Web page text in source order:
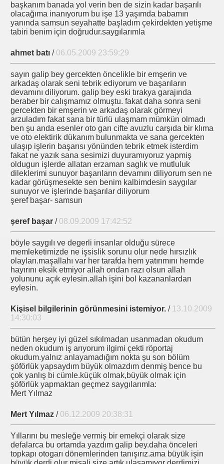
başkanım banada yol verin ben de sizin kadar başarılı
olacağıma inanıyorum bu işe 13 yaşımda babamın
yanında samsun seyahatte başladım çekirdekten yetişme
tabiri benim için doğrudur.saygılarımla
ahmet batı / 06.05.2009 23:59:29
sayın galip bey gercekten öncelikle bir emşerin ve
arkadaş olarak seni tebrik ediyorum ve başarıların
devamını diliyorum. galip bey eski tırakya garajında
beraber bir calışmamız olmuştu. fakat daha sonra seni
gercekten bir emşerin ve arkadaş olarak görmeyi
arzuladım fakat sana bir türlü ulaşmam mümkün olmadı
ben şu anda esenler oto garı cifte avuzlu carşıda bir klıma
ve oto elektirik dükanım bulunmakta ve sana gercekten
ulaşıp işlerin başarısı yönünden tebrik etmek isterdim
fakat ne yazık sana sesimizi duyuramıyoruz yapmiş
oldugun işlerde allatan erzaman saglık ve mutluluk
dileklerimi sunuyor başarıların devamını diliyorum sen ne
kadar görüşmesekte sen benim kalbimdesin saygılar
sunuyor ve işlerinde başarılar diliyorum
şeref başar- samsun
şeref başar / 08.09.2009 17:42:52
böyle saygılı ve degerli insanlar olduğu sürece
memleketimizde ne işsislik sorunu olur nede hırsızlık
olayları.maşallahı var her tarafda hem yatırımını hemde
hayırını eksik etmiyor allah ondan razı olsun allah
yolununu açık eylesin.allah işini bol kazananlardan
eylesin.
Kişisel bilgilerinin görünmesini istemiyor. / 13.10.2009
14:30:03
bütün herşey iyi güzel sıkılmadan usanmadan okudum
neden okudum iş arıyorum ilgimi çekti röportaj
okudum.yalnız anlayamadığım nokta şu son bölüm
şöförlük yapsaydım büyük olmazdım denmiş bence bu
çok yanlış bi cümle.küçük olmak,büyük olmak için
şöförlük yapmaktan geçmez saygılarımla:
Mert Yılmaz
Mert Yılmaz / 06.12.2009 20:38:31
Yıllarını bu mesleğe vermiş bir emekçi olarak size
defalarca bu ortamda yazdım galip bey.daha önceleri
topkapı otogarı dönemlerinden tanışırız.ama büyük işin
Öncesi-ve Sonrası
Tutumu
Kritik.
israile İHRAÇ EDİLECEK